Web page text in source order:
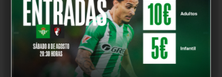
Iván Corralejo
Centrocampista
» Rica Fúnez
Centrocampista
A. González
Delantero
» Antonio Toral
Delantero
Borja Alonso » Everson
Delantero